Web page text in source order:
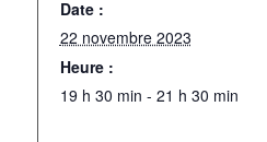
Date :
22 novembre 2023
Heure :
19 h 30 min - 21 h 30 min